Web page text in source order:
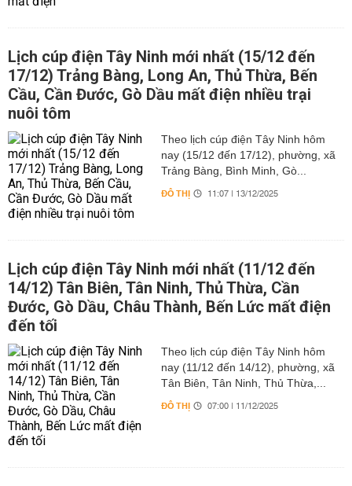
Lịch cúp điện Tây Ninh mới nhất (15/12 đến
17/12) Trảng Bàng, Long An, Thủ Thừa, Bến
Cầu, Cần Đước, Gò Dầu mất điện nhiều trại
nuôi tôm
Theo lịch cúp điện Tây Ninh hôm
nay (15/12 đến 17/12), phường, xã
Trảng Bàng, Bình Minh, Gò...
ĐÔ THỊ 11:07 | 13/12/2025
Lịch cúp điện Tây Ninh mới nhất (11/12 đến
14/12) Tân Biên, Tân Ninh, Thủ Thừa, Cần
Đước, Gò Dầu, Châu Thành, Bến Lức mất điện
đến tối
Theo lịch cúp điện Tây Ninh hôm
nay (11/12 đến 14/12), phường, xã
Tân Biên, Tân Ninh, Thủ Thừa,...
ĐÔ THỊ 07:00 | 11/12/2025